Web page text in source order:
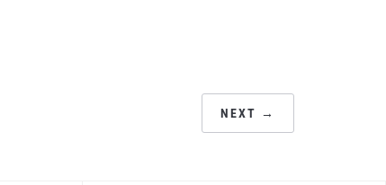
NEXT →